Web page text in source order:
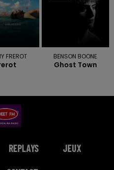
FREROT BENSON BOONE
Ghost Town
REPLAYS JEUX